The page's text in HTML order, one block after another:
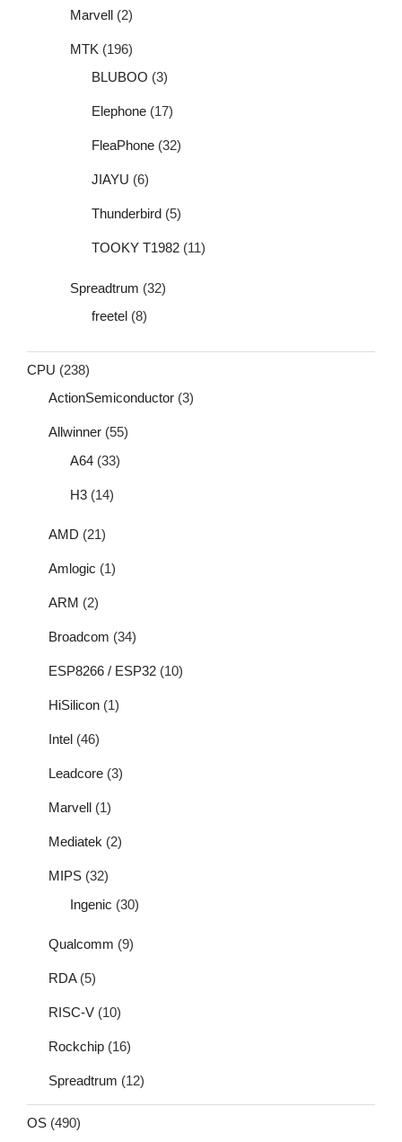
Marvell (2)
MTK (196)
BLUBOO (3)
Elephone (17)
FleaPhone (32)
JIAYU (6)
Thunderbird (5)
TOOKY T1982 (11)
Spreadtrum (32)
freetel (8)
CPU (238)
ActionSemiconductor (3)
Allwinner (55)
A64 (33)
H3 (14)
AMD (21)
Amlogic (1)
ARM (2)
Broadcom (34)
ESP8266 / ESP32 (10)
HiSilicon (1)
Intel (46)
Leadcore (3)
Marvell (1)
Mediatek (2)
MIPS (32)
Ingenic (30)
Qualcomm (9)
RDA(5)
RISC-V (10)
Rockchip (16)
Spreadtrum (12)
OS (490)